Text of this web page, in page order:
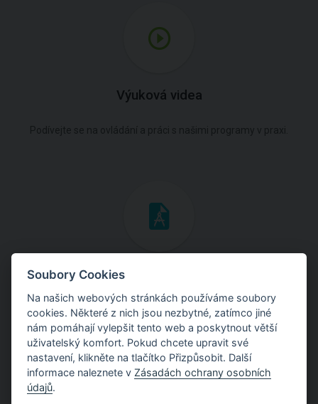
Výuková videa
Inženýrské manuály
Stáhněte si manuály s teoretickými i praktickými ukázkami
použití programů.
Soubory Cookies
Na našich webových stránkách používáme soubory
cookies. Některé z nich jsou nezbytné, zatímco jiné
nám pomáhají vylepšit tento web a poskytnout větší
uživatelský komfort. Pokud chcete upravit své
nastavení, klikněte na tlačítko Přizpůsobit. Další
informace naleznete v Zásadách ochrany osobních
údajů.